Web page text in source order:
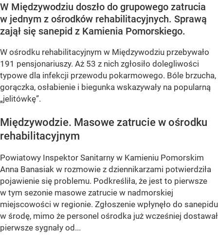
W Międzywodziu doszło do grupowego zatrucia
w jednym z ośrodków rehabilitacyjnych. Sprawą
zajął się sanepid z Kamienia Pomorskiego.
W ośrodku rehabilitacyjnym w Międzywodziu przebywało
191 pensjonariuszy. Aż 53 z nich zgłosiło dolegliwości
typowe dla infekcji przewodu pokarmowego. Bóle brzucha,
gorączka, osłabienie i biegunka wskazywały na popularną
„jelitówkę”.
Międzywodzie. Masowe zatrucie w ośrodku
rehabilitacyjnym
Powiatowy Inspektor Sanitarny w Kamieniu Pomorskim
Anna Banasiak w rozmowie z dziennikarzami potwierdziła
pojawienie się problemu. Podkreśliła, że jest to pierwsze
w tym sezonie masowe zatrucie w nadmorskiej
miejscowości w regionie. Zgłoszenie wpłynęło do sanepidu
w środę, mimo że personel ośrodka już wcześniej dostawał
pierwsze sygnały od...